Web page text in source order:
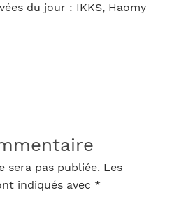
du jour : IKKS, Haomy
sera pas publiée. Les
indiqués avec *